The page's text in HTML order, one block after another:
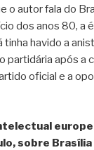
o autor fala do
dos anos 80, a
tinha havido a
partidária após a
oficial e a
sobre Brasília